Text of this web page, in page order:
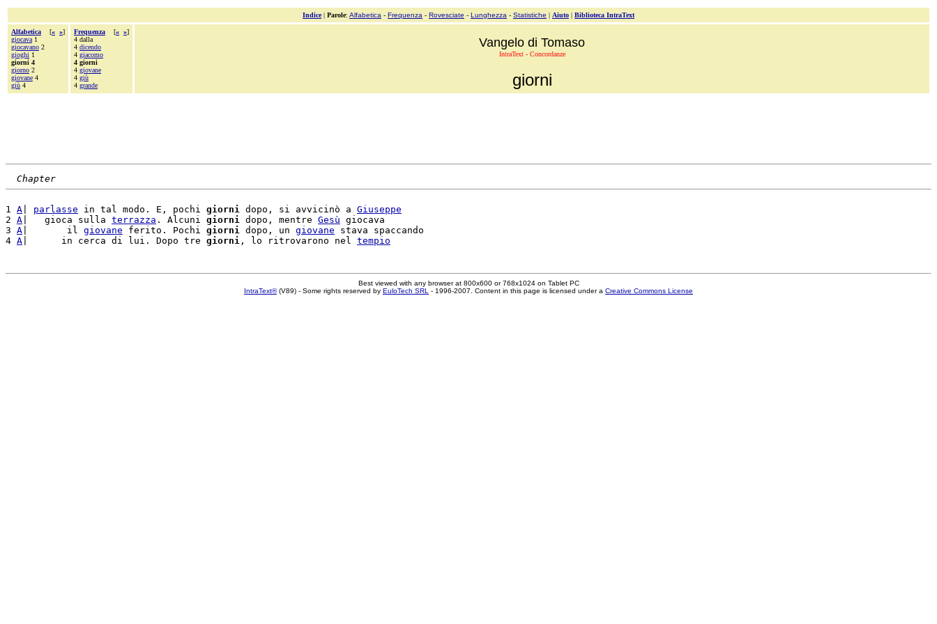
Indice| Parole: Alfabetica - Frequenza - Rovesciate - Lunghezza - Statistiche | Aiuto | Biblioteca IntraText
Alfabetica [« »]
giocava 1
giocavano 2
gioghi 1
giorni 4
giorno 2
giovane 4
giù 4
Frequenza [« »]
4 dalla
4 dicendo
4 giacomo
4 giorni
4 giovane
4 giù
4 grande
Vangelo di Tomaso
IntraText - Concordanze
giorni
Chapter
1 A parlasse in tal modo. E, pochi giorni dopo, si avvicinò a Giuseppe
2 A |   gioca sulla terrazza . Alcuni giorni dopo, mentre Gesù giocava
3 A |       il giovane ferito. Pochi giorni dopo, un giovane stava spaccando
4 A |      in cerca di lui. Dopo tre giorni , lo ritrovarono nel tempio
Best viewed with any browser at 800x600 or 768x1024 on Tablet PC
IntraText®(V89) - Some rights reserved by EuloTech SRL - 1996-2007. Content in this page is licensed under a Creative Commons License